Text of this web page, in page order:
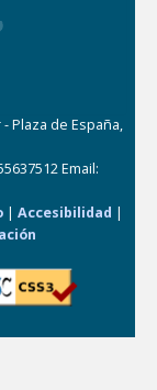
Plaza de España,
Email:
|Accesibilidad |